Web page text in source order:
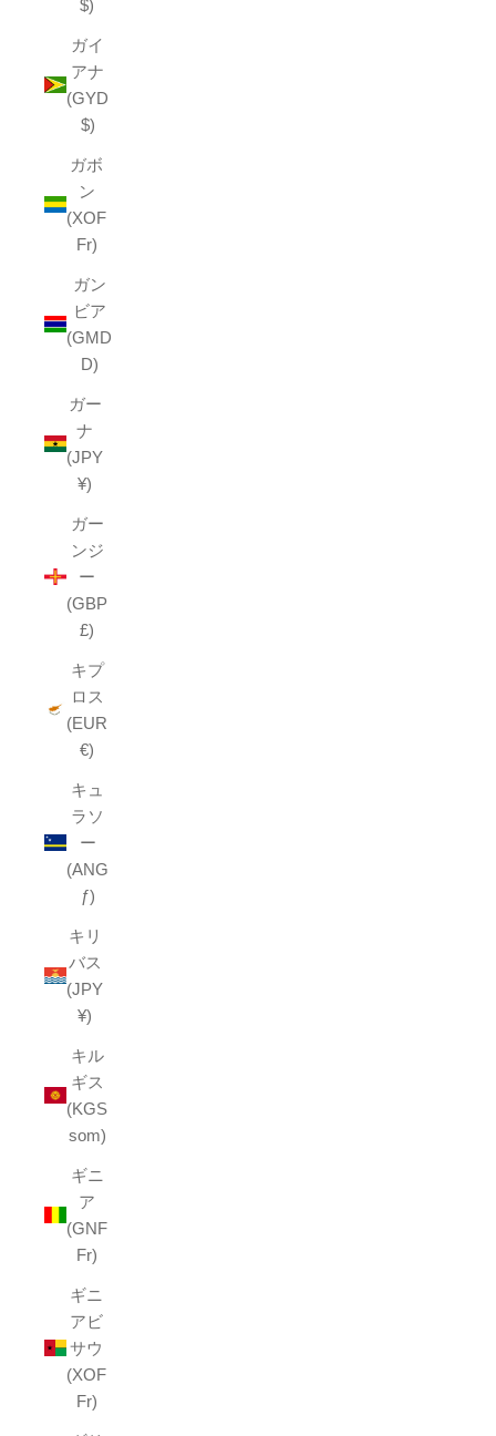
$)
ガイ
アナ
(GYD
$)
ガボ
ン
(XOF
Fr)
ガン
ビア
(GMD
D)
ガー
ナ
(JPY
¥)
ガー
ンジ
ー
(GBP
£)
キプ
ロス
(EUR
€)
キュ
ラソ
ー
(ANG
ƒ)
キリ
バス
(JPY
¥)
キル
ギス
(KGS
som)
ギニ
ア
(GNF
Fr)
ギニ
アビ
サウ
(XOF
Fr)